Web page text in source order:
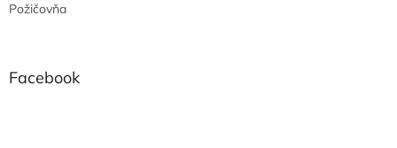
Požičovňa
Facebook